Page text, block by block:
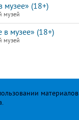
музее» (18+)
музей
музее» (18+)
музей
материалов